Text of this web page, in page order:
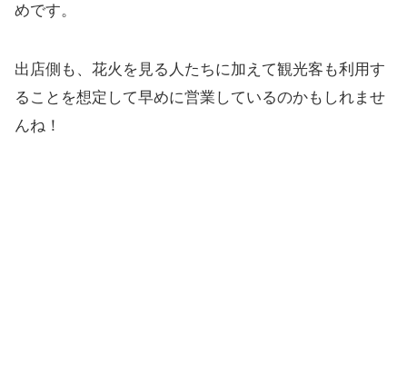
めです。
出店側も、花火を見る人たちに加えて観光客も利用す
ることを想定して早めに営業しているのかもしれませ
んね！